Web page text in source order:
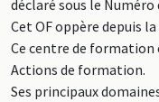
déclaré sous le
Cet OF oppère depuis
Ce centre de
Actions de formation.
Ses principaux